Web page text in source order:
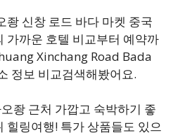
좡 신창 로드 바다 마켓 중국
가까운 호텔 비교부터 예약까
Xinchang Road Bada
정보 비교검색해봤어요.
좡 근처 가깝고 숙박하기 좋
힐링여행! 특가 상품들도 있으